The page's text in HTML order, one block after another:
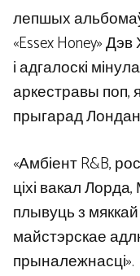
лепшых
«Essex Honey»
і адгалоскі
аркестравы поп,
прыгарад
«Амбіент R&B,
ціхі вакал
плывуць з
майстэрскае
прыналежнасці».